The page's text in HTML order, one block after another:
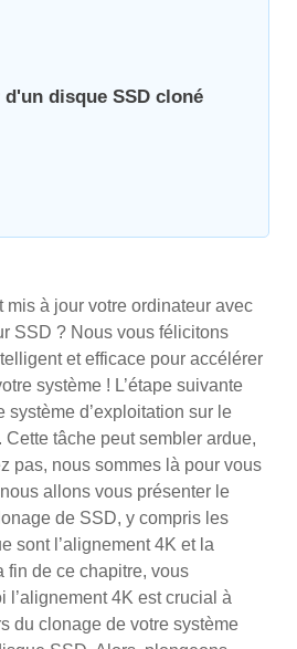
disque SSD cloné
mis à jour votre ordinateur avec
SSD ? Nous vous félicitons
et efficace pour accélérer
système ! L’étape suivante
système d’exploitation sur le
tâche peut sembler ardue,
pas, nous sommes là pour vous
allons vous présenter le
de SSD, y compris les
sont l’alignement 4K et la
fin de ce chapitre, vous
l’alignement 4K est crucial à
du clonage de votre système